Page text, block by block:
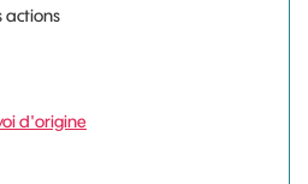
actions
d'origine